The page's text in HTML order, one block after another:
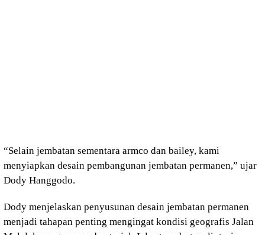
“Selain jembatan sementara armco dan bailey, kami
menyiapkan desain pembangunan jembatan permanen,” ujar
Dody Hanggodo.
Dody menjelaskan penyusunan desain jembatan permanen
menjadi tahapan penting mengingat kondisi geografis Jalan